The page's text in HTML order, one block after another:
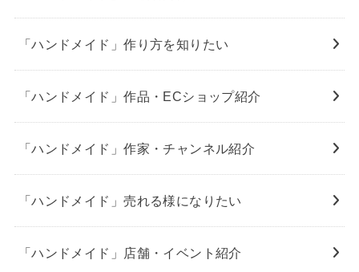
「ハンドメイド」作り方を知りたい
「ハンドメイド」作品・ECショップ紹介
「ハンドメイド」作家・チャンネル紹介
「ハンドメイド」売れる様になりたい
「ハンドメイド」店舗・イベント紹介